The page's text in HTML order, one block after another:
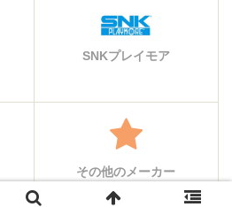
SNKプレイモア
その他のメーカー